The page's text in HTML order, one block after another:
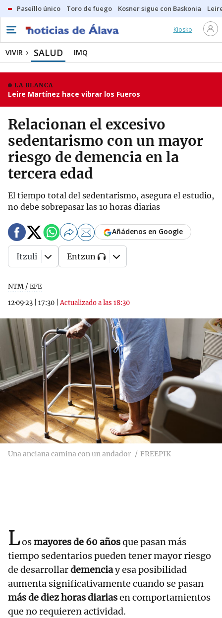
Paseíllo único Toro de fuego Kosner sigue con Baskonia
Kiosko
VIVIR SALUD IMQ
LA BLANCA
Leire Martínez hace vibrar los Fueros
Relacionan el excesivo
sedentarismo con un mayor
riesgo de demencia en la
tercera edad
El tiempo total del sedentarismo, asegura el estudio,
no debe sobrepasar las 10 horas diarias
NTM / EFE
12·09·23
17:30 |Actualizado a las 18:30
Añádenos en Google
Itzuli Entzun
Una anciana camina con un andador FREEPIK
Losmayores de 60 añosque pasan más
tiempo sedentarios pueden tener mayor riesgo
de desarrollardemenciay esa posibilidad
aumenta significativamente cuando se pasan
más de diez horas diariasen comportamientos
que no requieren actividad.